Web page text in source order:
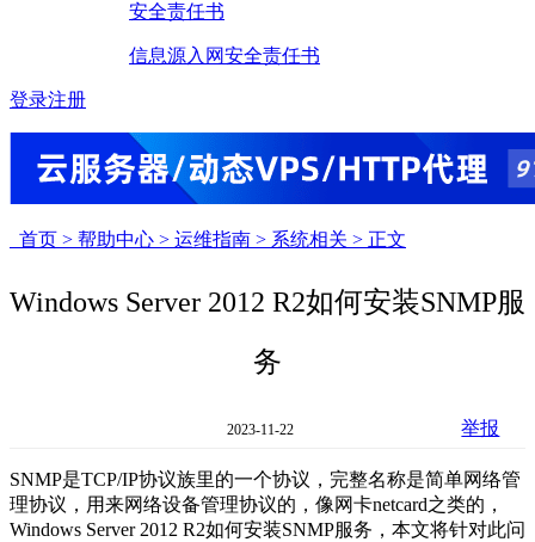
安全责任书
信息源入网安全责任书
登录注册
首页 > 帮助中心 > 运维指南 > 系统相关 > 正文
Windows Server 2012 R2如何安装SNMP服
务
2023-11-22 举报
SNMP是TCP/IP协议族里的一个协议，完整名称是简单网络管
理协议，用来网络设备管理协议的，像网卡netcard之类的，
Windows Server 2012 R2如何安装SNMP服务，本文将针对此问